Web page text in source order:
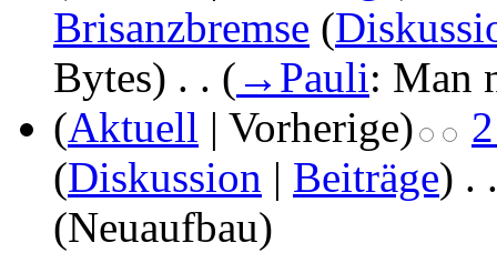
Brisanzbremse (
Bytes) . . ( → Pauli: Man
(Aktuell | Vorherige)
(Diskussion | Beiträge) . .
(Neuaufbau)